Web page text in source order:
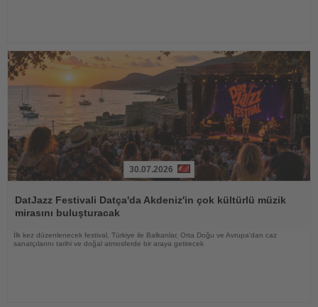
Oku
30.07.2026
DatJazz Festivali Datça'da Akdeniz'in çok kültürlü müzik
mirasını buluşturacak
İlk kez düzenlenecek festival, Türkiye ile Balkanlar, Orta Doğu ve Avrupa'dan caz
sanatçılarını tarihi ve doğal atmosferde bir araya getirecek